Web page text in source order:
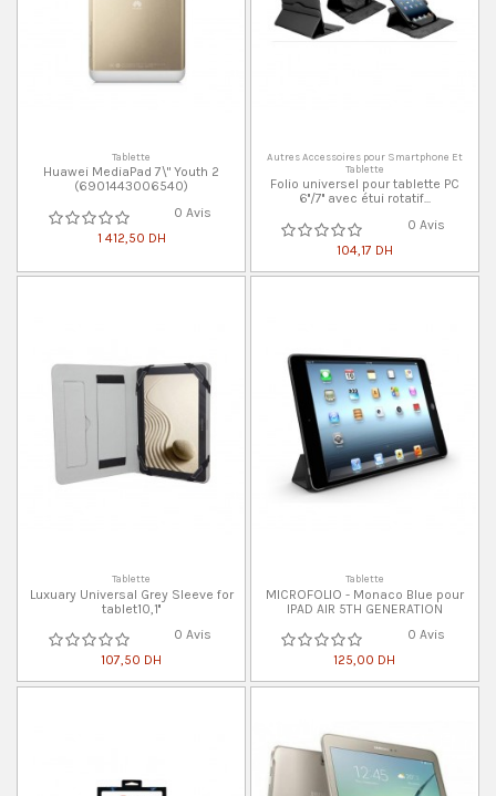
Tablette
Huawei MediaPad 7\" Youth 2
(6901443006540)
0 Avis
1 412,50 DH
Autres Accessoires pour Smartphone Et
Tablette
Folio universel pour tablette PC
6''/7'' avec étui rotatif...
0 Avis
104,17 DH
Tablette
Luxuary Universal Grey Sleeve for
tablet10,1''
0 Avis
107,50 DH
Tablette
MICROFOLIO - Monaco Blue pour
IPAD AIR 5TH GENERATION
0 Avis
125,00 DH